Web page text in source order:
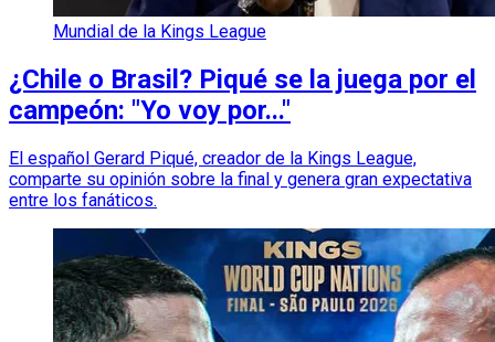
Mundial de la Kings League
¿Chile o Brasil? Piqué se la juega por el
campeón: "Yo voy por..."
El español Gerard Piqué, creador de la Kings League,
comparte su opinión sobre la final y genera gran expectativa
entre los fanáticos.